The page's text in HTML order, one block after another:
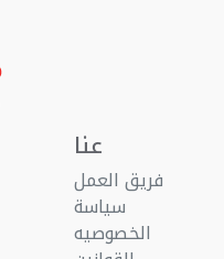
عنا
فريق العمل
سياسة
الخصوصيه